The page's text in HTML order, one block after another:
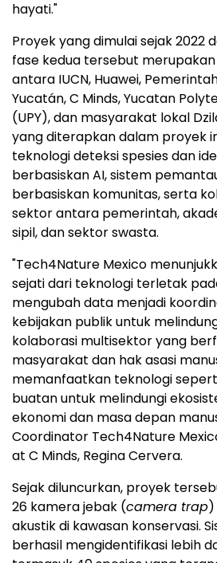
hayati."
Proyek yang dimulai sejak 2022
fase kedua tersebut
antara IUCN, Huawei,
Yucatán, C Minds, Yucatan
(UPY), dan masyarakat lokal
yang diterapkan dalam proyek
teknologi deteksi spesies dan
berbasiskan AI, sistem
berbasiskan komunitas, serta
sektor antara pemerintah,
sipil, dan sektor swasta.
"Tech4Nature Mexico
sejati dari teknologi terletak
mengubah data menjadi
kebijakan publik untuk
kolaborasi multisektor yang
masyarakat dan hak asasi
memanfaatkan teknologi
buatan untuk melindungi
ekonomi dan masa depan
Coordinator Tech4Nature
at C Minds, Regina Cervera.
Sejak diluncurkan, proyek
26 kamera jebak (camera trap
akustik di kawasan konservasi.
berhasil mengidentifikasi lebih